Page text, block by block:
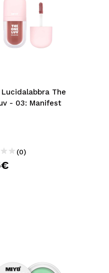
The
- 03: Manifest
(0)